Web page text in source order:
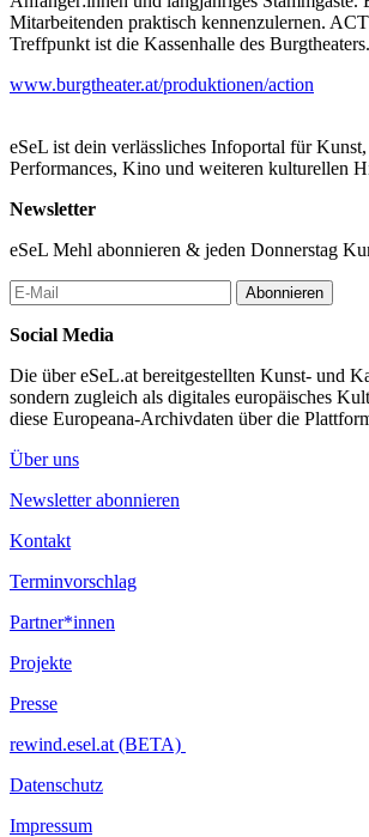
Mitarbeitenden praktisch kennenzulernen.
Treffpunkt ist die Kassenhalle des Burgtheaters.
www.burgtheater.at/produktionen/action
eSeL ist dein verlässliches Infoportal für
Performances, Kino und weiteren kulturellen
Newsletter
eSeL Mehl abonnieren & jeden Donnerstag
Abonnieren
Social Media
Die über eSeL.at bereitgestellten Kunst- und
sondern zugleich als digitales europäisches
diese Europeana-Archivdaten über die
Über uns
Newsletter abonnieren
Kontakt
Terminvorschlag
Partner*innen
Projekte
Presse
rewind.esel.at (BETA)
Datenschutz
Impressum